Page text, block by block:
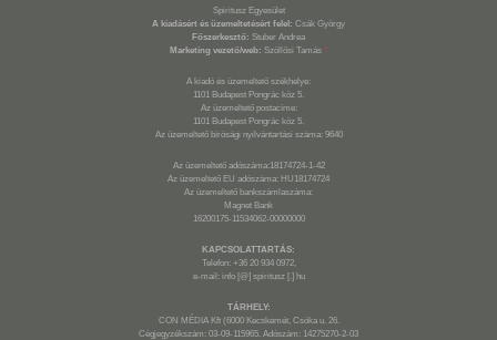
Spiritusz Egyesület
A kiadásért és üzemeltetésért felel: Csák György
Főszerkesztő: Stuber Andrea
Marketing vezető/web: Szöllősi Tamás *
A kiadó és üzemeltető székhelye:
1101 Budapest Pongrác köz 5.
Az üzemeltető postacíme:
1101 Budapest Pongrác köz 5.
Az üzemeltető bírósági nyilvántartási száma: 9640
Az üzemeltető adószáma:18174724-1-42
Az üzemeltető EU adószáma: HU18174724
Az üzemeltető bankszámlaszáma:
Magnet Bank
16200175-11534062-00000000
KAPCSOLATTARTÁS:
Telefon: +36 20 934 0972,
e-mail: info [@] spiritusz [.] hu
TÁRHELY:
CON MÉDIA Kft (6000 Kecskemét, Csóka u. 26.
Cégjegyzékszám: 03-09-115965. Adószám: 14275270-2-03